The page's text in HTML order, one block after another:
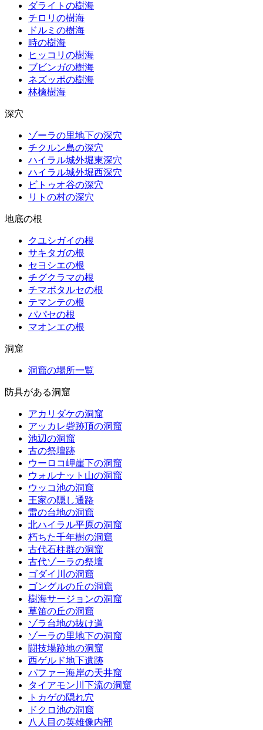
ダライトの樹海
チロリの樹海
ドルミの樹海
時の樹海
ヒッコリの樹海
ブビンガの樹海
ネズッポの樹海
林檎樹海
深穴
ゾーラの里地下の深穴
チクルン島の深穴
ハイラル城外堀東深穴
ハイラル城外堀西深穴
ビトゥオ谷の深穴
リトの村の深穴
地底の根
クユシガイの根
サキタガの根
セヨシエの根
チグクラマの根
チマボタルセの根
テマンテの根
パパセの根
マオンエの根
洞窟
洞窟の場所一覧
防具がある洞窟
アカリダケの洞窟
アッカレ砦跡頂の洞窟
池辺の洞窟
古の祭壇跡
ウーロコ岬崖下の洞窟
ウォルナット山の洞窟
ウッコ池の洞窟
王家の隠し通路
雷の台地の洞窟
北ハイラル平原の洞窟
朽ちた千年樹の洞窟
古代石柱群の洞窟
古代ゾーラの祭壇
ゴダイ川の洞窟
ゴングルの丘の洞窟
樹海サージョンの洞窟
草笛の丘の洞窟
ゾラ台地の抜け道
ゾーラの里地下の洞窟
闘技場跡地の洞窟
西ゲルド地下遺跡
パファー海岸の天井窟
タイアモン川下流の洞窟
トカゲの隠れ穴
ドクロ池の洞窟
八人目の英雄像内部